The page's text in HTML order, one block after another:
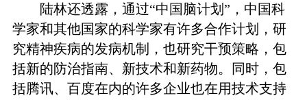
陆林还透露，通过“中国脑计划”，中国科
学家和其他国家的科学家有许多合作计划，研
究精神疾病的发病机制，也研究干预策略，包
括新的防治指南、新技术和新药物。同时，包
括腾讯、百度在内的许多企业也在用技术支持